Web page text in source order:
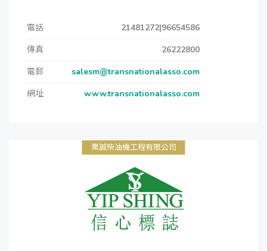
電話
21481272|96654586
傳真
26222800
電郵
salesm@transnationalasso.com
網址
www.transnationalasso.com
業誠柴油機工程有限公司